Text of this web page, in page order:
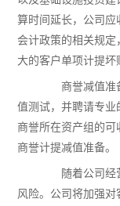
算时间延长，公司
会计政策的相关规
大的客户单项计提坏
商誉减值准备
值测试，并聘请专
商誉所在资产组的
商誉计提减值准备。
随着公司经营
风险。公司将加强